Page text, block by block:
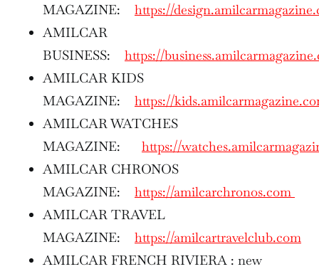
MAGAZINE: https://
AMILCAR
BUSINESS: https://
AMILCAR KIDS
MAGAZINE: https://
AMILCAR WATCHES
MAGAZINE: https://
AMILCAR CHRONOS
MAGAZINE: https://amilcarchronos.com
AMILCAR TRAVEL
MAGAZINE: https://amilcartravelclub.com
AMILCAR FRENCH RIVIERA : new